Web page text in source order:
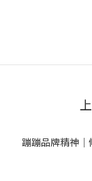
蹦蹦品牌精神｜